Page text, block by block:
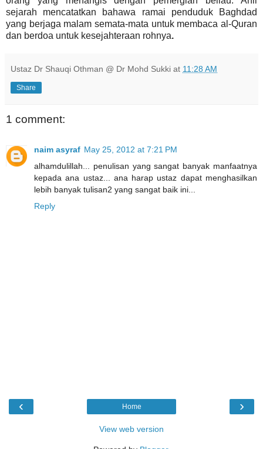
sejarah mencatatkan bahawa ramai penduduk Baghdad
yang berjaga malam semata-mata untuk membaca al-Quran
dan berdoa untuk kesejahteraan rohnya.
Ustaz Dr Shauqi Othman @ Dr Mohd Sukki at 11:28 AM
Share
1 comment:
naim asyraf May 25, 2012 at 7:21 PM
alhamdulillah... penulisan yang sangat banyak manfaatnya
kepada ana ustaz... ana harap ustaz dapat menghasilkan
lebih banyak tulisan2 yang sangat baik ini...
Reply
‹ ›
Home
View web version